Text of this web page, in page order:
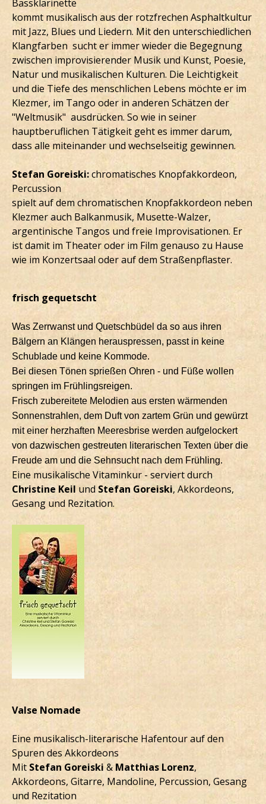
Bassklarinette
kommt musikalisch aus der rotzfrechen Asphaltkultur
mit Jazz, Blues und Liedern. Mit den unterschiedlichen
Klangfarben sucht er immer wieder die Begegnung
zwischen improvisierender Musik und Kunst, Poesie,
Natur und musikalischen Kulturen. Die Leichtigkeit
und die Tiefe des menschlichen Lebens möchte er im
Klezmer, im Tango oder in anderen Schätzen der
"Weltmusik" ausdrücken. So wie in seiner
hauptberuflichen Tätigkeit geht es immer darum,
dass alle miteinander und wechselseitig gewinnen.
Stefan Goreiski:chromatisches Knopfakkordeon,
Percussion
spielt auf dem chromatischen Knopfakkordeon neben
Klezmer auch Balkanmusik, Musette-Walzer,
argentinische Tangos und freie Improvisationen. Er
ist damit im Theater oder im Film genauso zu Hause
wie im Konzertsaal oder auf dem Straßenpflaster.
frisch gequetscht
Was Zerrwanst und Quetschbüdel da so aus ihren
Bälgern an Klängen herauspressen, passt in keine
Schublade und keine Kommode.
Bei diesen Tönen sprießen Ohren - und Füße wollen
springen im Frühlingsreigen.
Frisch zubereitete Melodien aus ersten wärmenden
Sonnenstrahlen, dem Duft von zartem Grün und gewürzt
mit einer herzhaften Meeresbrise werden aufgelockert
von dazwischen gestreuten literarischen Texten über die
Freude am und die Sehnsucht nach dem Frühling.
Eine musikalische Vitaminkur - serviert durch
Christine Keil und Stefan Goreiski, Akkordeons,
Gesang und Rezitation.
Valse Nomade
Eine musikalisch-literarische Hafentour auf den
Spuren des Akkordeons
Mit Stefan Goreiski & Matthias Lorenz,
Akkordeons, Gitarre, Mandoline, Percussion, Gesang
und Rezitation